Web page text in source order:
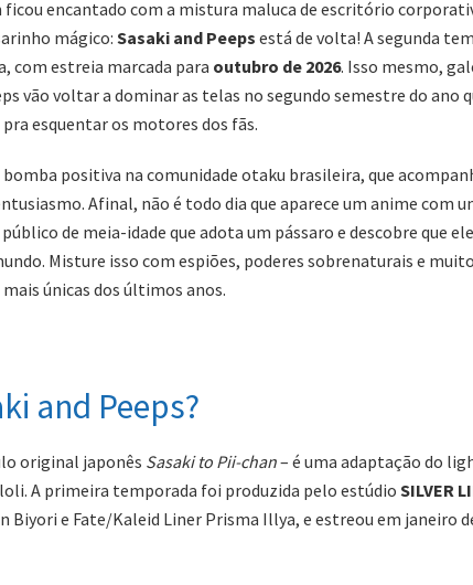
ficou encantado com a mistura maluca de escritório
mágico:Sasaki and Peeps está de volta! A segunda
com estreia marcada para outubro de 2026. Isso mesmo,
vão voltar a dominar as telas no segundo semestre do ano
esquentar os motores dos fãs.
positiva na comunidade otaku brasileira, que
Afinal, não é todo dia que aparece um anime com
de meia-idade que adota um pássaro e descobre que
Misture isso com espiões, poderes sobrenaturais e
únicas dos últimos anos.
and Peeps?
original japonês Sasaki to Pii-chan– é uma adaptação do
A primeira temporada foi produzida pelo estúdio SILVER
Biyori e Fate/Kaleid Liner Prisma Illya, e estreou em janeiro